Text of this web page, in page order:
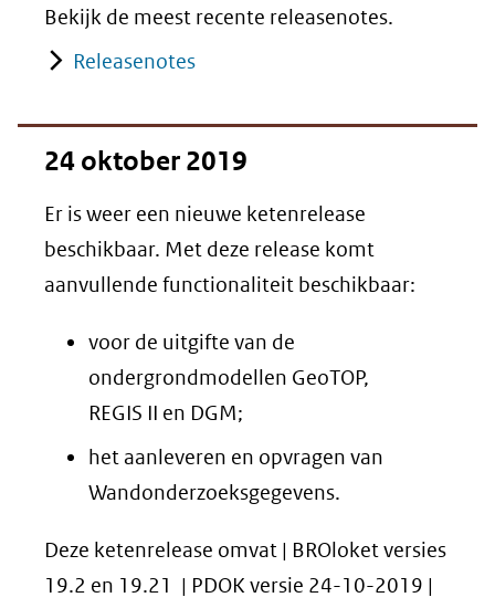
Bekijk de meest recente releasenotes.
Releasenotes
24 oktober 2019
Er is weer een nieuwe ketenrelease
beschikbaar. Met deze release komt
aanvullende functionaliteit beschikbaar:
voor de uitgifte van de
ondergrondmodellen GeoTOP,
REGIS II en DGM;
het aanleveren en opvragen van
Wandonderzoeksgegevens.
Deze ketenrelease omvat | BROloket versies
19.2 en 19.21 | PDOK versie 24-10-2019 |